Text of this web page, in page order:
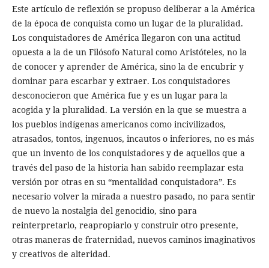
Este artículo de reflexión se propuso deliberar a la América
de la época de conquista como un lugar de la pluralidad.
Los conquistadores de América llegaron con una actitud
opuesta a la de un Filósofo Natural como Aristóteles, no la
de conocer y aprender de América, sino la de encubrir y
dominar para escarbar y extraer. Los conquistadores
desconocieron que América fue y es un lugar para la
acogida y la pluralidad. La versión en la que se muestra a
los pueblos indígenas americanos como incivilizados,
atrasados, tontos, ingenuos, incautos o inferiores, no es más
que un invento de los conquistadores y de aquellos que a
través del paso de la historia han sabido reemplazar esta
versión por otras en su “mentalidad conquistadora”. Es
necesario volver la mirada a nuestro pasado, no para sentir
de nuevo la nostalgia del genocidio, sino para
reinterpretarlo, reapropiarlo y construir otro presente,
otras maneras de fraternidad, nuevos caminos imaginativos
y creativos de alteridad.